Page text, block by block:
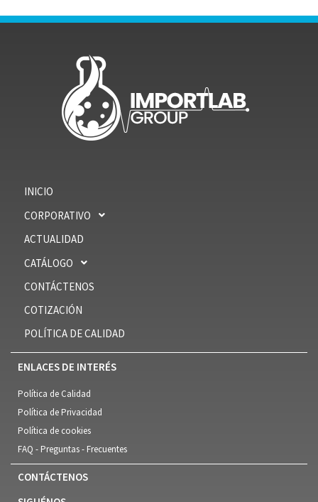
INICIO
CORPORATIVO
ACTUALIDAD
CATÁLOGO
CONTÁCTENOS
COTIZACIÓN
POLÍTICA DE CALIDAD
ENLACES DE INTERÉS
Política de Calidad
Política de Privacidad
Política de cookies
FAQ - Preguntas - Frecuentes
CONTÁCTENOS